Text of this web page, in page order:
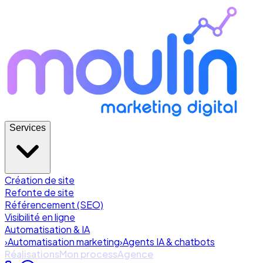
Services
Création de site
Refonte de site
Référencement (SEO)
Visibilité en ligne
Automatisation & IA
›Automatisation marketing›Agents IA & chatbots
RéalisationsMon processAgence